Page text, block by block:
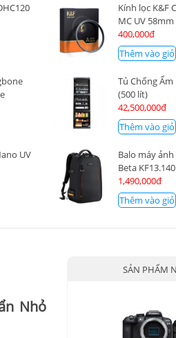
Kính lọc K&F
MC UV 58mm
400,000đ
Thêm vào giỏ
Tủ Chống Ẩm
(500 lít)
42,500,000đ
Thêm vào giỏ
UV
Balo máy
Beta KF13.140
1,490,000đ
Thêm vào giỏ
Nhỏ
SẢN PHẨM